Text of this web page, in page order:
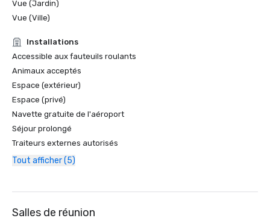
Vue (Jardin)
Vue (Ville)
Installations
Accessible aux fauteuils roulants
Animaux acceptés
Espace (extérieur)
Espace (privé)
Navette gratuite de l'aéroport
Séjour prolongé
Traiteurs externes autorisés
Tout afficher (5)
Salles de réunion